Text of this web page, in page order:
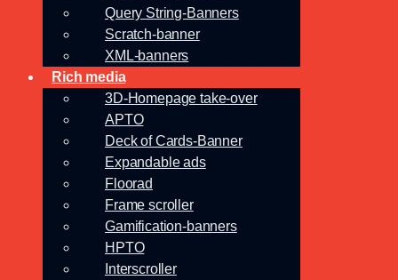
Query String-Banners
Scratch-banner
XML-banners
Rich media
3D-Homepage take-over
APTO
Deck of Cards-Banner
Expandable ads
Floorad
Frame scroller
Gamification-banners
HPTO
Interscroller